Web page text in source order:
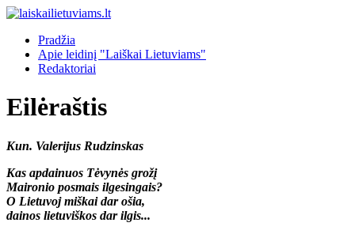
Pradžia
Apie leidinį "Laiškai Lietuviams"
Redaktoriai
Eilėraštis
Kun. Valerijus Rudzinskas
Kas apdainuos Tėvynės grožį
Maironio posmais ilgesingais?
O Lietuvoj miškai dar ošia,
dainos lietuviškos dar ilgis...